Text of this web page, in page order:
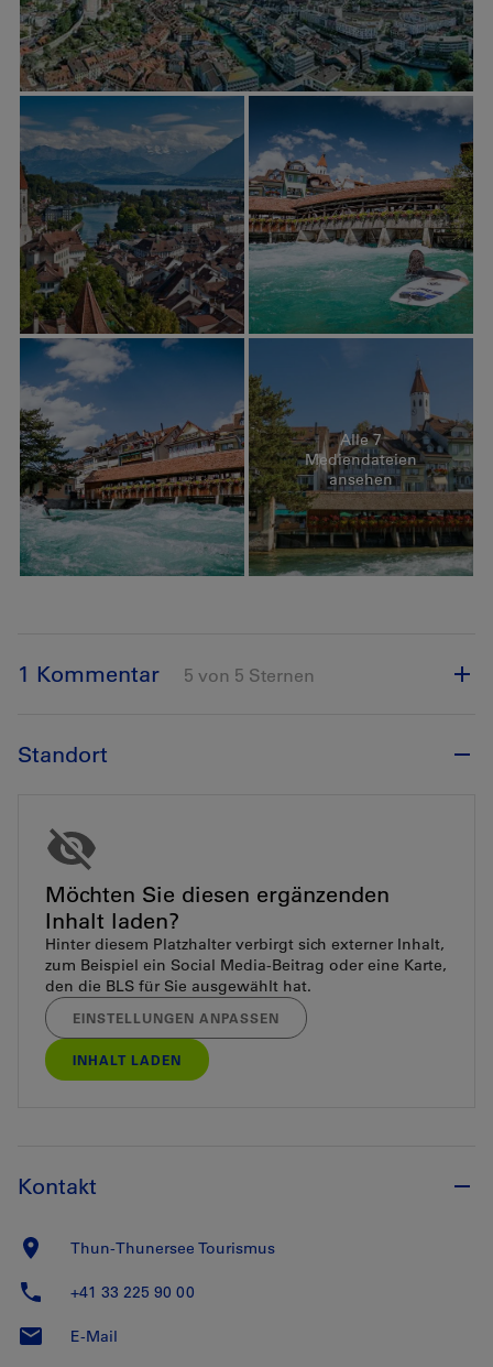
Alle 7
Mediendateien
ansehen
1 Kommentar 5 von 5 Sternen
Standort
Möchten Sie diesen ergänzenden
Inhalt laden?
Hinter diesem Platzhalter verbirgt sich externer Inhalt,
zum Beispiel ein Social Media-Beitrag oder eine Karte,
den die BLS für Sie ausgewählt hat.
EINSTELLUNGEN ANPASSEN
INHALT LADEN
Kontakt
Thun-Thunersee Tourismus
+41 33 225 90 00
E-Mail